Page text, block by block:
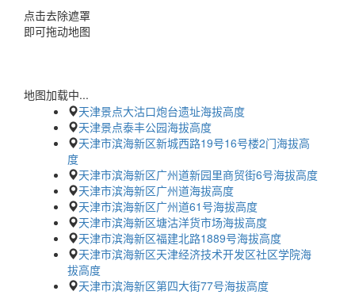
点击去除遮罩
即可拖动地图
地图加载中...
天津景点大沽口炮台遗址海拔高度
天津景点泰丰公园海拔高度
天津市滨海新区新城西路19号16号楼2门海拔高
度
天津市滨海新区广州道新园里商贸街6号海拔高度
天津市滨海新区广州道海拔高度
天津市滨海新区广州道61号海拔高度
天津市滨海新区塘沽洋货市场海拔高度
天津市滨海新区福建北路1889号海拔高度
天津市滨海新区天津经济技术开发区社区学院海
拔高度
天津市滨海新区第四大街77号海拔高度